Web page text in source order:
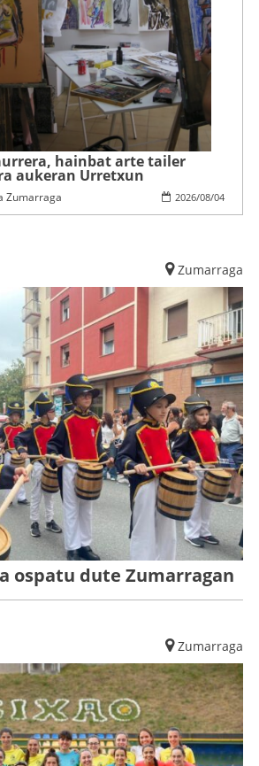
hainbat arte tailer
aukeran Urretxun
2026/08/04
Zumarraga
Zumarraga
ospatu dute Zumarragan
Zumarraga